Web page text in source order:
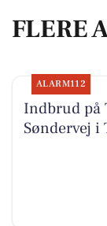
FLERE
ALARM112
Indbrud på
Søndervej i